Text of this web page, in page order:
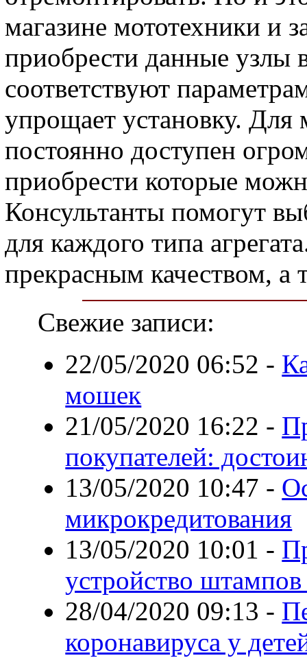
магазине мототехники и
приобрести данные узлы
соответствуют
упрощает установку.
постоянно доступен
приобрести которые
Консультанты помогут
для каждого типа
прекрасным качеством, а
Свежие записи:
22/05/2020 06:52 -
мошек
21/05/2020 16:22 -
покупателей:
13/05/2020 10:47 -
микрокредитования
13/05/2020 10:01 -
устройство штампов
28/04/2020 09:13 -
коронавируса у